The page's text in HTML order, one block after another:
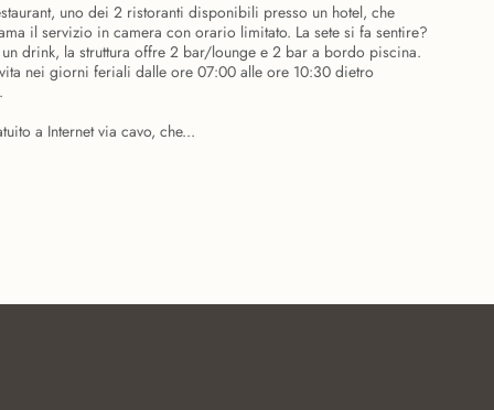
uno dei 2 ristoranti disponibili presso un hotel, che
il servizio in camera con orario limitato. La sete si fa sentire?
drink, la struttura offre 2 bar/lounge e 2 bar a bordo piscina.
nei giorni feriali dalle ore 07:00 alle ore 10:30 dietro
a Internet via cavo, che...